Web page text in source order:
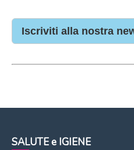
Iscriviti alla nostra
SALUTE e IGIENE